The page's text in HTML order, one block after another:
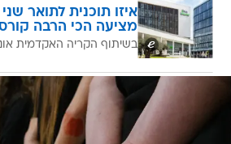
איזו תוכנית לתואר
מציעה הכי הרבה
בשיתוף הקריה האקדמית